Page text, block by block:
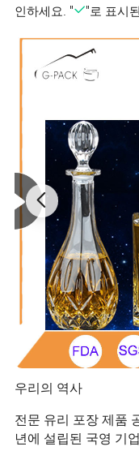
인하세요. "
"로 표시
우리의 역사
전문 유리 포장 제품
년에 설립된 국영 기